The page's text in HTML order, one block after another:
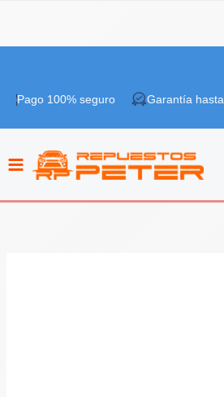
contenido
seguro Garantía hasta 8 meses